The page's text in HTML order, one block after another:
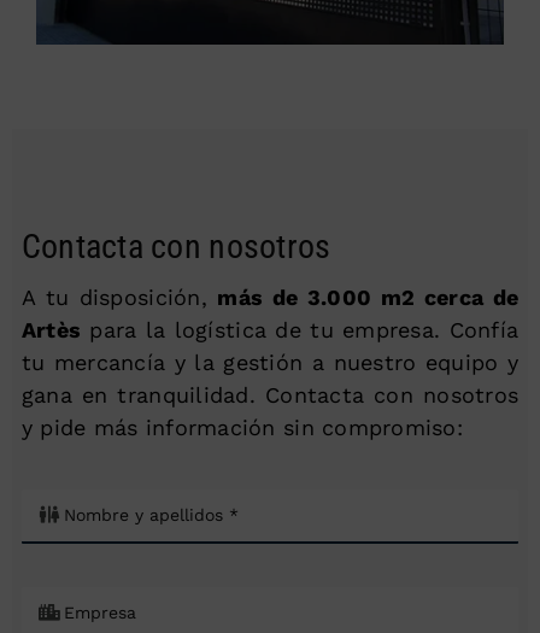
Contacta con nosotros
A tu disposición, más de 3.000 m2 cerca de
Artès para la logística de tu empresa. Confía
tu mercancía y la gestión a nuestro equipo y
gana en tranquilidad. Contacta con nosotros
y pide más información sin compromiso: